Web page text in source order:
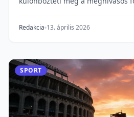
Redakcia 13. április 2026
SPORT